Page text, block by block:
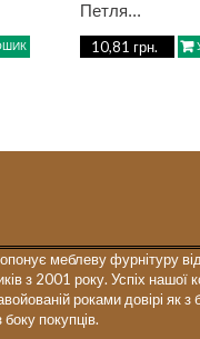
Петля...
10,81 грн.
меблеву фурнітуру
з 2001 року. Успіх нашої
роками довірі як з
боку покупців.